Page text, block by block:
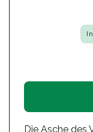
Die Asche des